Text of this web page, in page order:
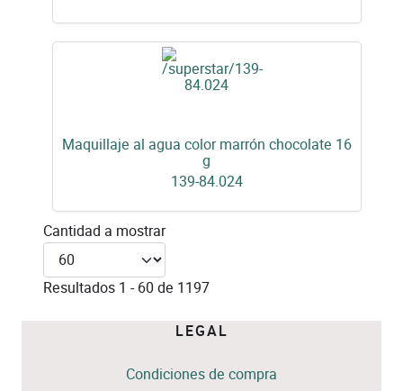
Maquillaje al agua color marrón chocolate 16
g
139-84.024
Cantidad a mostrar
Resultados 1 - 60 de 1197
LEGAL
Condiciones de compra